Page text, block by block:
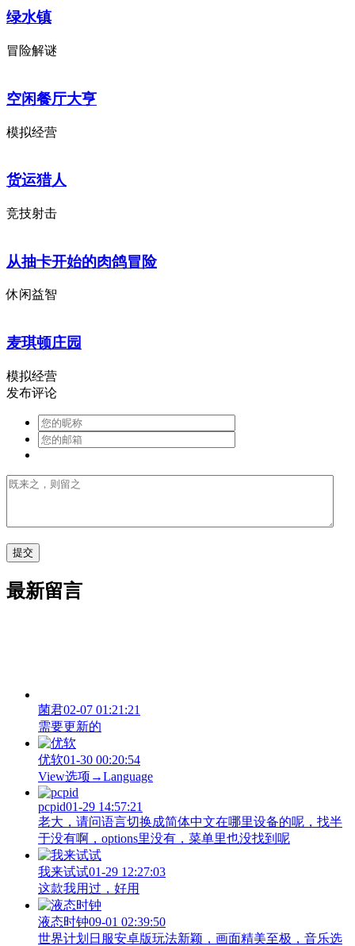
绿水镇
冒险解谜
空闲餐厅大亨
模拟经营
货运猎人
竞技射击
从抽卡开始的肉鸽冒险
休闲益智
麦琪顿庄园
模拟经营
发布评论
最新留言
菌君02-07 01:21:21
需要更新的
优软01-30 00:20:54
View‌选项→Language
pcpid01-29 14:57:21
老大，请问语言切换成简体中文在哪里设备的呢，找半
于没有啊，options里没有，菜单里也没找到呢
我来试试01-29 12:27:03
这款我用过，好用
液态时钟09-01 02:39:50
世界计划日服安卓版玩法新颖，画面精美至极，音乐选